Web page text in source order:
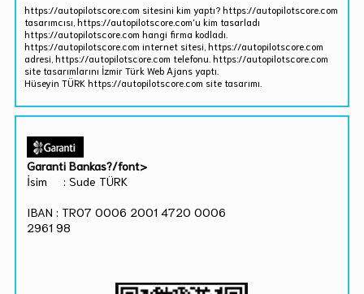
https://autopilotscore.com sitesini kim yaptı? https://autopilotscore.com
tasarımcısı, https://autopilotscore.com'u kim tasarladı
https://autopilotscore.com hangi firma kodladı.
https://autopilotscore.com internet sitesi, https://autopilotscore.com
adresi, https://autopilotscore.com telefonu. https://autopilotscore.com
site tasarımlarını İzmir Türk Web Ajans yaptı.
Hüseyin TÜRK https://autopilotscore.com site tasarımı.
Garanti Bankas?/font>
İsim : Sude TÜRK
IBAN : TR07 0006 2001 4720 0006
2961 98